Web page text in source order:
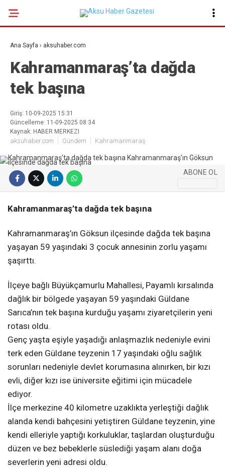
WhatsApp İhbar
Hattı
Facebook
Instagram
Youtube
KAHRAMANMARAŞ
GÜNDEM
POLITIKA
DÜNYA
SPOR
SAĞLIK
SERVISLER
KAHRAMANMARAŞ
Ana Sayfa › aksuhaber.com
Kahramanmaraş’ta dağda
tek başına
Giriş: 10-09-2025 15:31
Güncelleme: 11-09-2025 08:34
Kaynak: HABER MERKEZI
aksuhaber.com Gündem Kahramanmaraş
ABONE OL
Kahramanmaraş’ta dağda tek başına
Kahramanmaraş’ın Göksun ilçesinde dağda tek başına
yaşayan 59 yaşındaki 3 çocuk annesinin zorlu yaşamı
şaşırttı.
İlçeye bağlı Büyükçamurlu Mahallesi, Payamlı kırsalında
dağlık bir bölgede yaşayan 59 yaşındaki Güldane
Sarıca’nın tek başına kurduğu yaşamı ziyaretçilerin yeni
rotası oldu.
Genç yaşta eşiyle yaşadığı anlaşmazlık nedeniyle evini
terk eden Güldane teyzenin 17 yaşındaki oğlu sağlık
sorunları nedeniyle devlet korumasına alınırken, bir kızı
evli, diğer kızı ise üniversite eğitimi için mücadele
ediyor.
İlçe merkezine 40 kilometre uzaklıkta yerleştiği dağlık
alanda kendi bahçesini yetiştiren Güldane teyzenin, yine
kendi elleriyle yaptığı korkuluklar, taşlardan oluşturduğu
düzen ve bez bebeklerle süslediği yaşam alanı doğa
severlerin yeni adresi oldu.